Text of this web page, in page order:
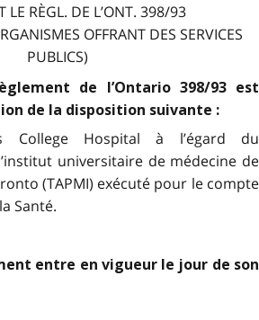
LE RÈGL. DE L’ONT. 398/93
OFFRANT DES SERVICES
PUBLICS)
de l’Ontario 398/93 est
de la disposition suivante :
College Hospital à l’égard du
universitaire de médecine de
(TAPMI) exécuté pour le compte
Santé.
entre en vigueur le jour de son